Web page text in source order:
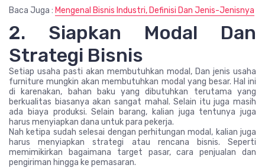
Baca Juga : Mengenal Bisnis Industri, Definisi Dan Jenis-Jenisnya
2. Siapkan Modal Dan
Strategi Bisnis
Setiap usaha pasti akan membutuhkan modal, Dan jenis usaha
furniture mungkin akan membutuhkan modal yang besar. Hal ini
di karenakan, bahan baku yang dibutuhkan terutama yang
berkualitas biasanya akan sangat mahal. Selain itu juga masih
ada biaya produksi. Selain barang, kalian juga tentunya juga
harus menyiapkan dana untuk para pekerja.
Nah ketipa sudah selesai dengan perhitungan modal, kalian juga
harus menyiapkan strategi atau rencana bisnis. Seperti
memimikirkan bagaimana target pasar, cara penjualan dan
pengiriman hingga ke pemasaran.